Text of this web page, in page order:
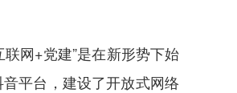
网+党建”是在新形势下始
平台，建设了开放式网络